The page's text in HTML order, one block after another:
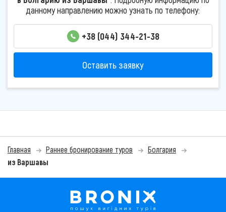
данному направлению можно узнать по телефону:
+38 (044) 344-21-38
Оставить заявку
Главная Раннее бронирование туров
Болгария
из Варшавы